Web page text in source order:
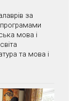
за
мова і
та мова і